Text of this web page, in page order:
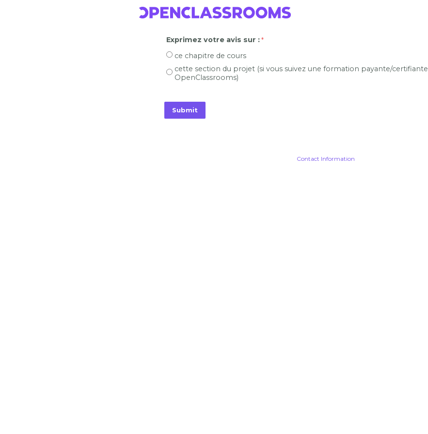
Exprimez votre avis sur :
ce chapitre de cours
cette section du projet (si vous suivez une formation payante/certifiante
OpenClassrooms)
Contact Information